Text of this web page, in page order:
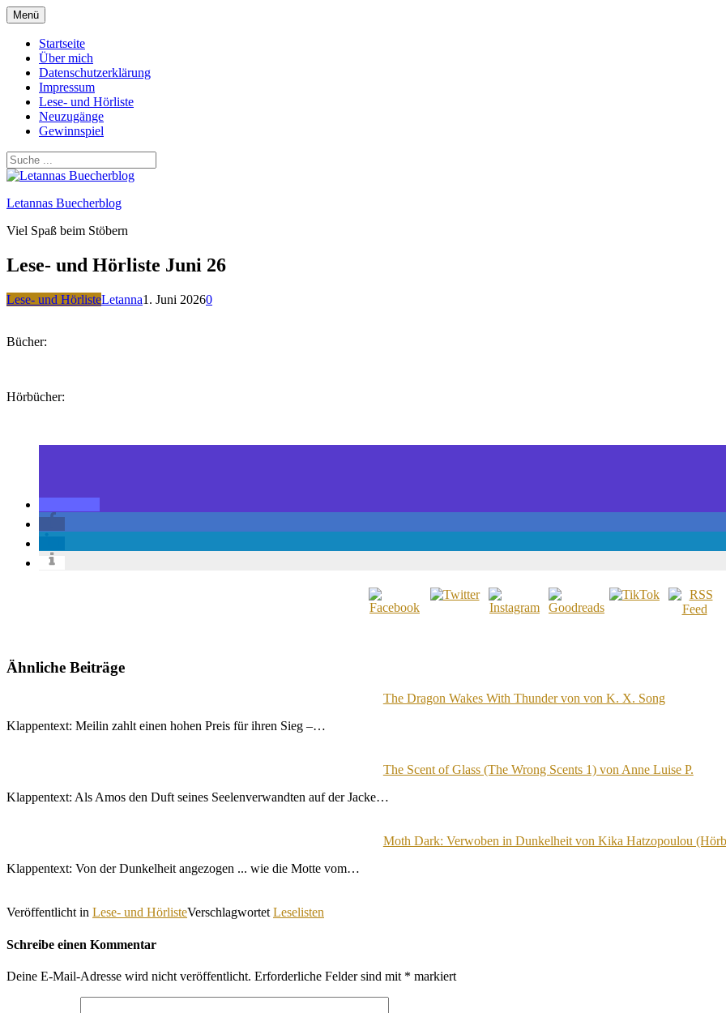
Zum
Inhalt
springen
Menü
Startseite
Über mich
Datenschutzerklärung
Impressum
Lese- und Hörliste
Neuzugänge
Gewinnspiel
Letannas Buecherblog
Viel Spaß beim Stöbern
Lese- und Hörliste Juni 26
Lese- und HörlisteLetanna1. Juni 20260
Bücher:
Hörbücher:
Ähnliche Beiträge
The Dragon Wakes With Thunder von von K. X. Song
Klappentext: Meilin zahlt einen hohen Preis für ihren Sieg –…
The Scent of Glass (The Wrong Scents 1) von Anne Luise P.
Klappentext: Als Amos den Duft seines Seelenverwandten auf der Jacke…
Moth Dark: Verwoben in Dunkelheit von Kika Hatzopoulou
Klappentext: Von der Dunkelheit angezogen ... wie die Motte vom…
Veröffentlicht in Lese- und HörlisteVerschlagwortet Leselisten
Schreibe einen Kommentar
Deine E-Mail-Adresse wird nicht veröffentlicht. Erforderliche Felder sind mit * markiert